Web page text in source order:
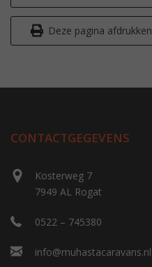
Deze pagina afdrukken
CONTACTGEGEVENS
Kosterweg 7
7949 AL Rogat
0522 – 745380
info@muhastacaravans.nl